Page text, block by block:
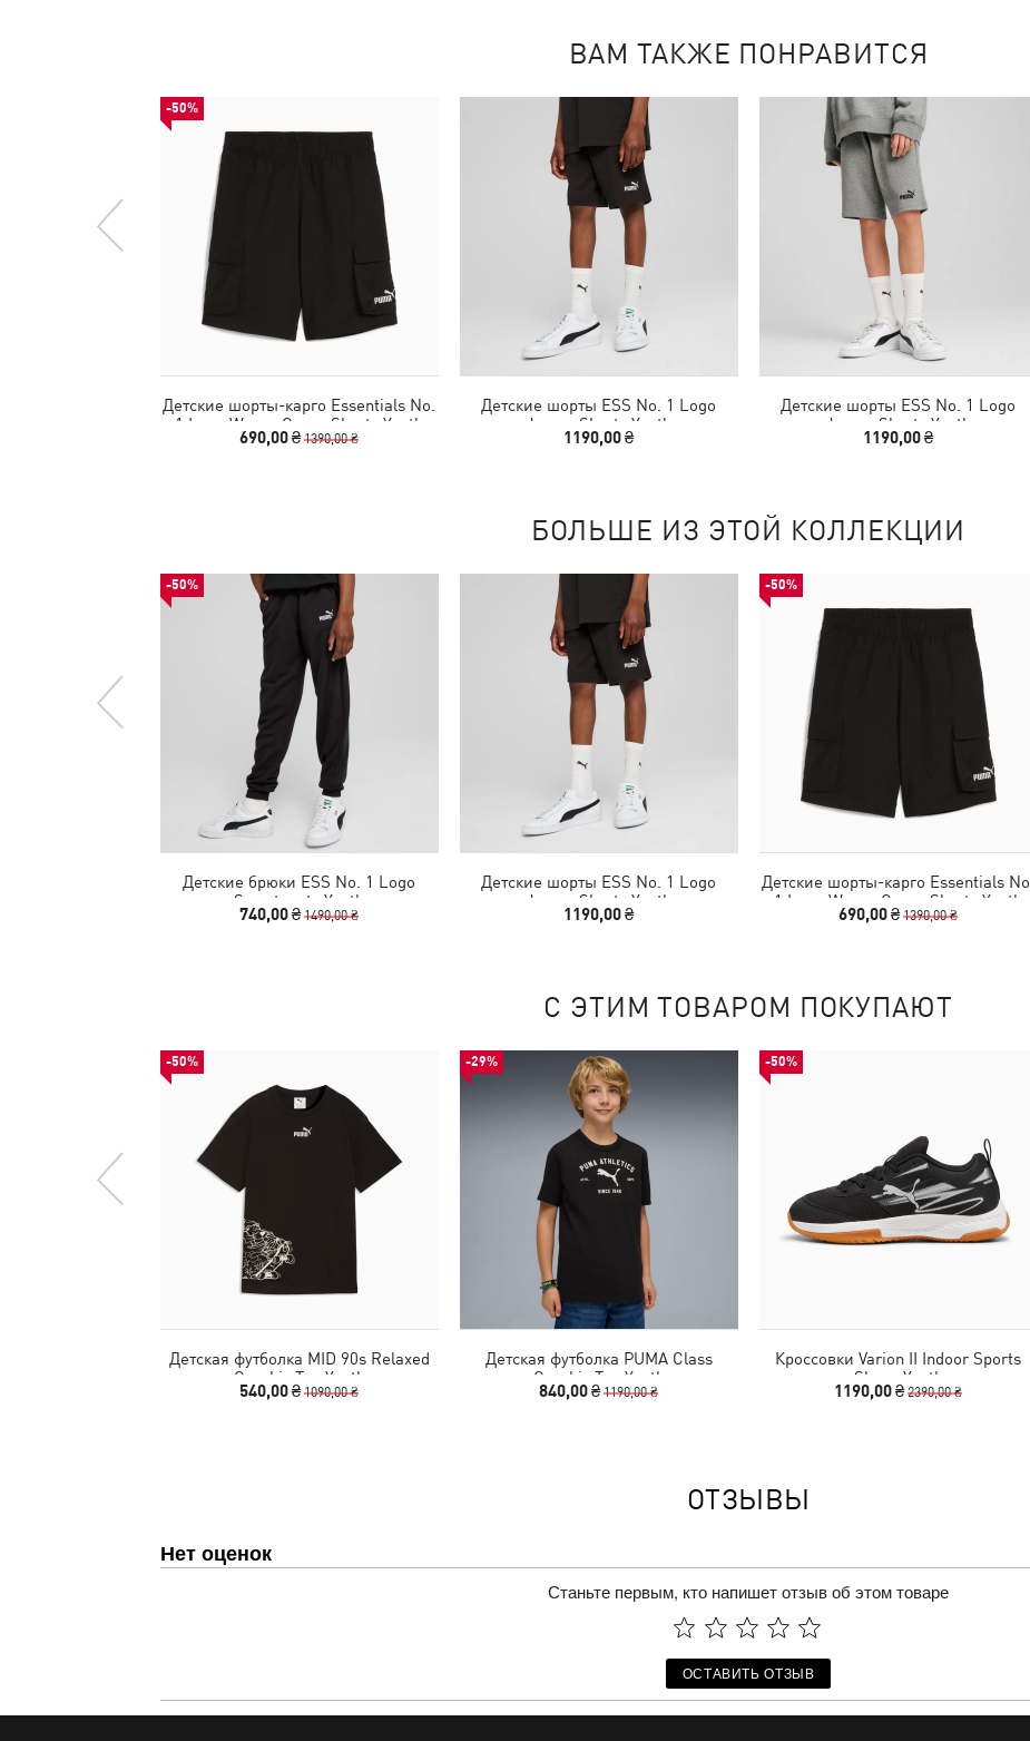
ВАМ ТАКЖЕ ПОНРАВИТСЯ
-50%
Детские шорты-карго Essentials No.
1 Logo Woven Cargo Shorts Youth
690,00 ₴1390,00 ₴
Детские шорты ESS No. 1 Logo
Jersey Shorts Youth
1190,00 ₴
Детские шорты ESS No. 1 Logo
Jersey Shorts Youth
1190,00 ₴
БОЛЬШЕ ИЗ ЭТОЙ КОЛЛЕКЦИИ
-50%
Детские брюки ESS No. 1 Logo
Sweatpants Youth
740,00 ₴1490,00 ₴
Детские шорты ESS No. 1 Logo
Jersey Shorts Youth
1190,00 ₴
-50%
Детские шорты-карго Essentials No.
1 Logo Woven Cargo Shorts Youth
690,00 ₴1390,00 ₴
С ЭТИМ ТОВАРОМ ПОКУПАЮТ
-50%
Детская футболка MID 90s Relaxed
Graphic Tee Youth
540,00 ₴1090,00 ₴
-29%
Детская футболка PUMA Class
Graphic Tee Youth
840,00 ₴1190,00 ₴
-50%
Кроссовки Varion II Indoor Sports
Shoes Youth
1190,00 ₴2390,00 ₴
ОТЗЫВЫ
Нет оценок
Станьте первым, кто напишет отзыв об этом товаре
ОСТАВИТЬ ОТЗЫВ